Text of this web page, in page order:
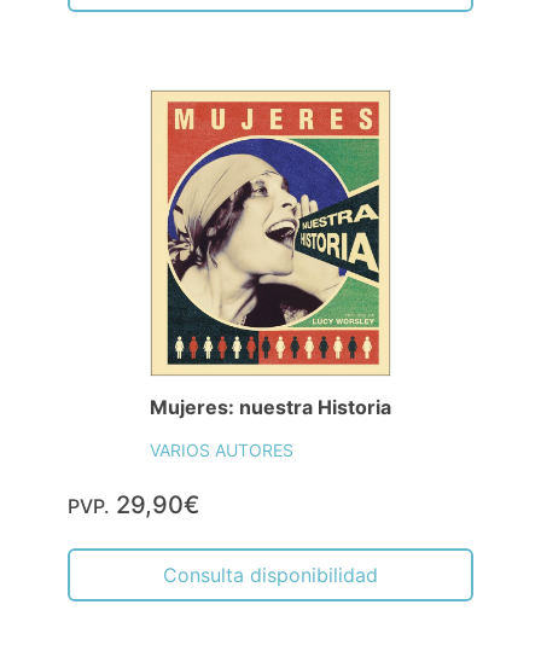
Mujeres: nuestra Historia
VARIOS AUTORES
PVP. 29,90€
Consulta disponibilidad